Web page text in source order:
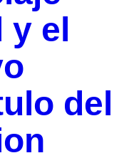
y el
del